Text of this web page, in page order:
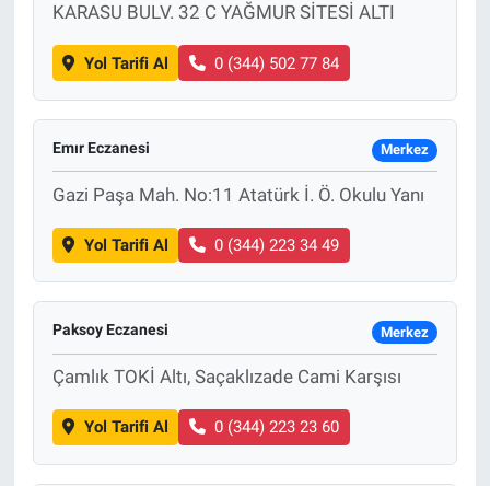
KARASU BULV. 32 C YAĞMUR SİTESİ ALTI
Yol Tarifi Al 0 (344) 502 77 84
Emır Eczanesi Merkez
Gazi Paşa Mah. No:11 Atatürk İ. Ö. Okulu Yanı
Yol Tarifi Al 0 (344) 223 34 49
Paksoy Eczanesi Merkez
Çamlık TOKİ Altı, Saçaklızade Cami Karşısı
Yol Tarifi Al 0 (344) 223 23 60